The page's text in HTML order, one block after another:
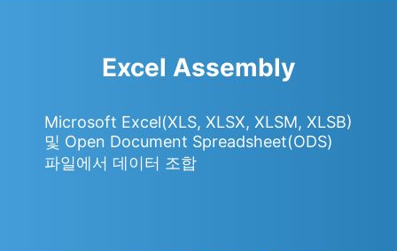
Excel Assembly
Microsoft Excel(XLS, XLSX, XLSM, XLSB)
및 Open Document Spreadsheet(ODS)
파일에서 데이터 조합